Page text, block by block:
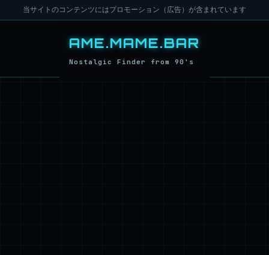
当サイトのコンテンツにはプロモーション（広告）が含まれています